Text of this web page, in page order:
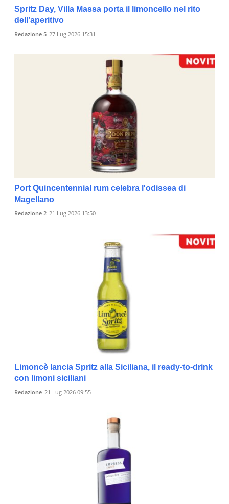
Spritz Day, Villa Massa porta il limoncello nel rito
dell’aperitivo
Redazione 5 27 Lug 2026 15:31
Port Quincentennial rum celebra l'odissea di
Magellano
Redazione 2 21 Lug 2026 13:50
Limoncè lancia Spritz alla Siciliana, il ready-to-drink
con limoni siciliani
Redazione 21 Lug 2026 09:55